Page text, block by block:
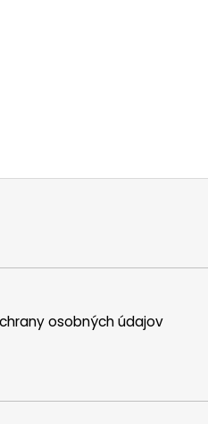
osobných údajov